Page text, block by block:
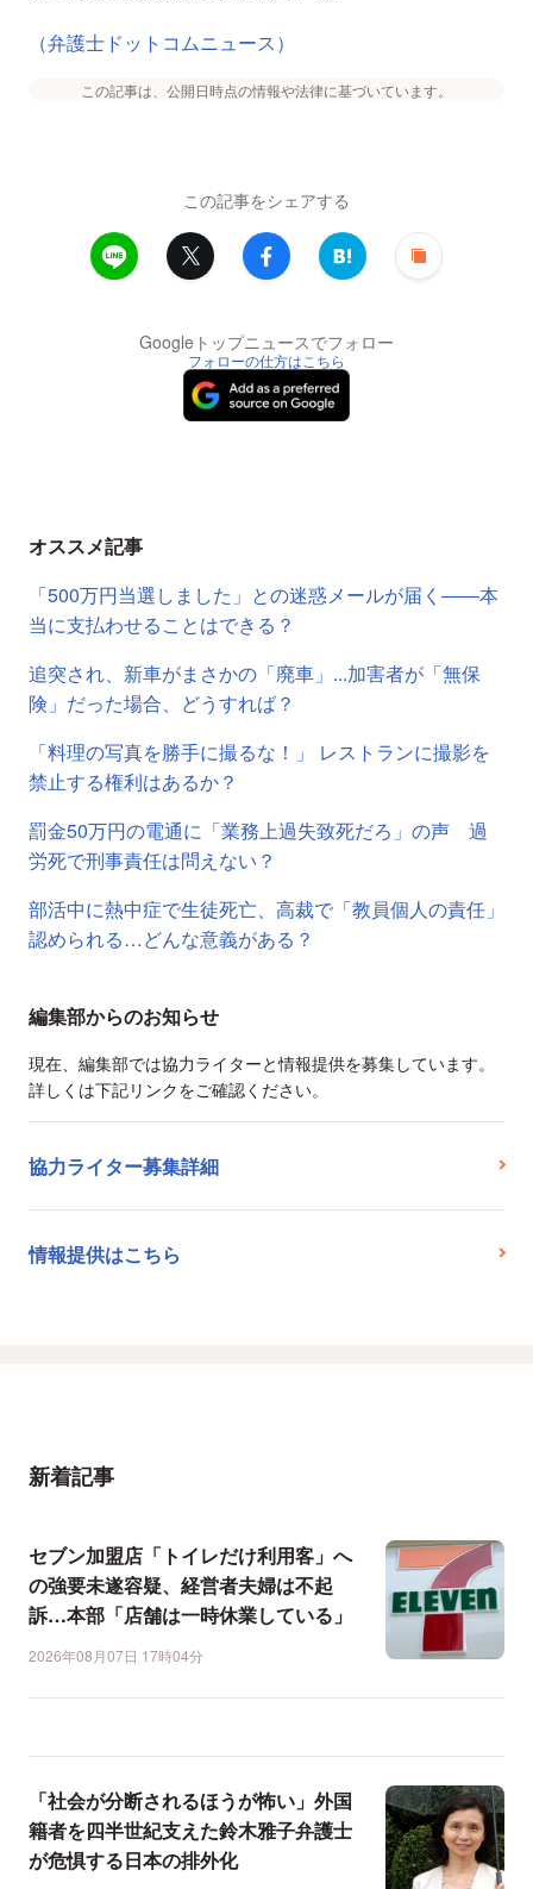
（弁護士ドットコムニュース）
この記事は、公開日時点の情報や法律に基づいています。
この記事をシェアする
Googleトップニュースでフォロー
フォローの仕方はこちら
オススメ記事
「500万円当選しました」との迷惑メールが届く――本
当に支払わせることはできる？
追突され、新車がまさかの「廃車」...加害者が「無保
険」だった場合、どうすれば？
「料理の写真を勝手に撮るな！」 レストランに撮影を
禁止する権利はあるか？
罰金50万円の電通に「業務上過失致死だろ」の声 過
労死で刑事責任は問えない？
部活中に熱中症で生徒死亡、高裁で「教員個人の責任」
認められる…どんな意義がある？
編集部からのお知らせ
現在、編集部では協力ライターと情報提供を募集しています。
詳しくは下記リンクをご確認ください。
協力ライター募集詳細
情報提供はこちら
新着記事
セブン加盟店「トイレだけ利用客」へ
の強要未遂容疑、経営者夫婦は不起
訴…本部「店舗は一時休業している」
2026年08月07日 17時04分
「社会が分断されるほうが怖い」外国
籍者を四半世紀支えた鈴木雅子弁護士
が危惧する日本の排外化